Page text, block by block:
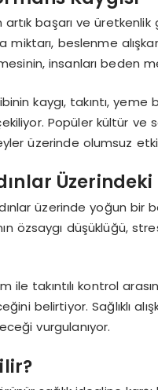
artık başarı ve
beslenme
insanları beden
kaygı, takıntı,
Popüler kültür ve
üzerinde olumsuz
üzerinde yoğun bir
özsaygı düşüklüğü,
ile takıntılı kontrol
belirtiyor. Sağlıklı
vurgulanıyor.